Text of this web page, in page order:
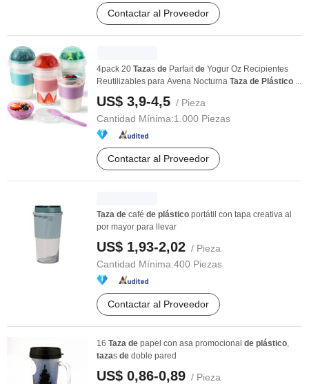
Contactar al Proveedor
4pack 20 Tazas de Parfaitde Yogur Oz Recipientes
Reutilizables para Avena Nocturna Taza de Plástico ...
US$ 3,9-4,5 / Pieza
Cantidad Mínima:1.000 Piezas
Contactar al Proveedor
Taza de café de plástico portátil con tapa creativa al
por mayor para llevar
US$ 1,93-2,02 / Pieza
Cantidad Mínima:400 Piezas
Contactar al Proveedor
16 Taza de papel con asa promocional de plástico,
tazas de doble pared
US$ 0,86-0,89 / Pieza